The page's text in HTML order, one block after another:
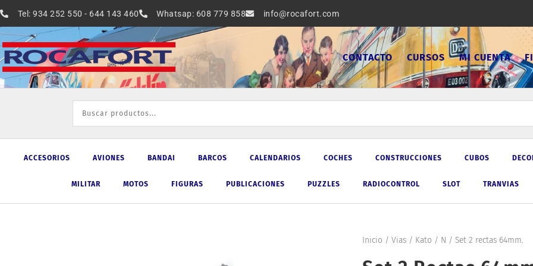
al
contenido
Tel: 934 252 550 - 644 143 460 Whatsap: 608 779 858 info@rocafort.com
CONTACTO CURSOS MI CUENTA
ACCESORIOS AVIONES BANDAI BARCOS CALENDARIOS COCHES CONSTRUCCIONES CUBOS
MILITAR MOTOS FIGURAS PUBLICACIONES PUZZLES RADIOCONTROL SLOT TRANVIAS
Inicio / Vias/ Kato / N / Set 2 rectas 64mm.